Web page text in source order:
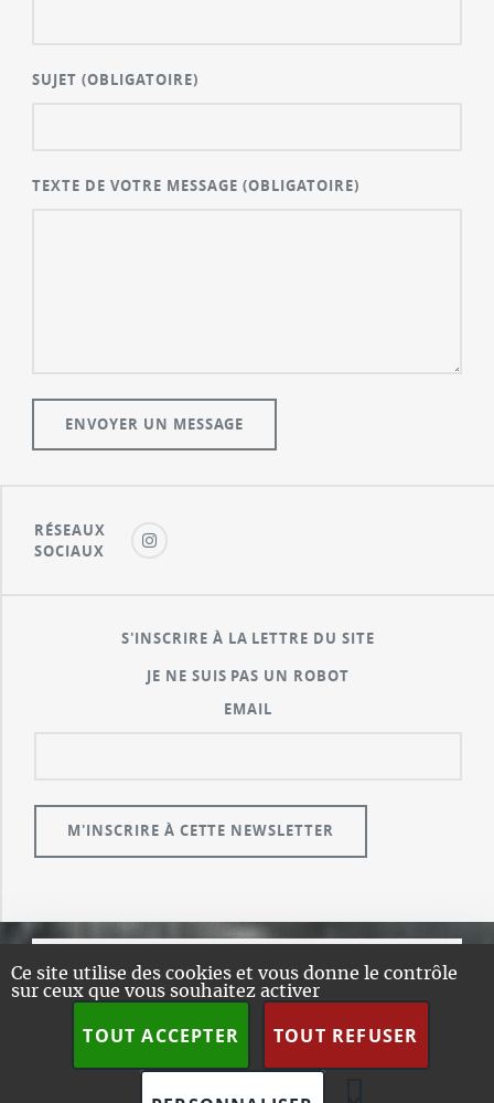
Ce site utilise des cookies et vous donne le contrôle
sur ceux que vous souhaitez activer
TOUT ACCEPTER TOUT REFUSER
SUJET(OBLIGATOIRE)
TEXTE DE VOTRE MESSAGE(OBLIGATOIRE)
RÉSEAUX
SOCIAUX
S'INSCRIRE À LA LETTRE DU SITE
JE NE SUIS PAS UN ROBOT
EMAIL
© GUALENI.COM
A PROPOS
PLAN DU SITE